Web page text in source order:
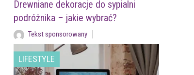
Drewniane dekoracje do sypialni
podróżnika – jakie wybrać?
Tekst sponsorowany
LIFESTYLE